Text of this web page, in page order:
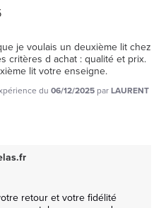
je voulais un deuxième lit chez
critères d achat : qualité et prix.
lit votre enseigne.
du 06/12/2025 parLAURENT
retour et votre fidélité